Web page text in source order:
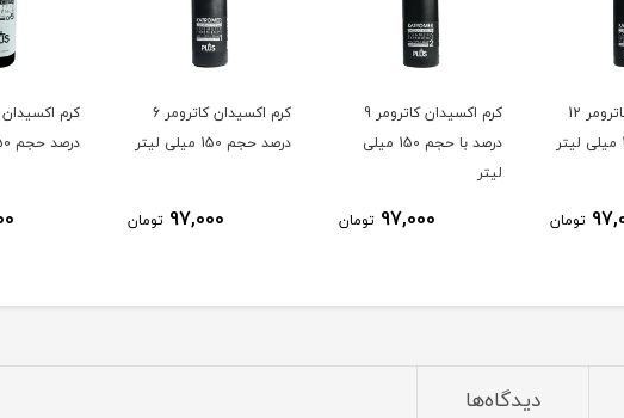
کرم اکسیدان کاترومر 12
تومان
کرم اکسیدان کاترومر 9
درصد با حجم 150 میلی
لیتر
97,000 تومان
کرم اکسیدان کاترومر 6
درصد حجم 150 میلی لیتر
97,000 تومان
درصد حجم 150 میلی لیتر
دیدگاه‌ها